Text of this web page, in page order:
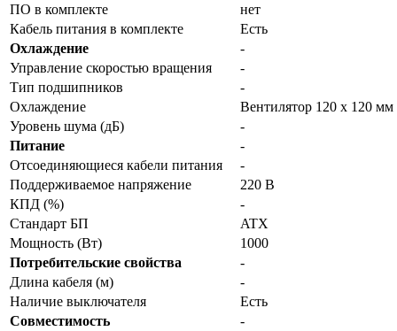
ПО в комплекте
нет
Кабель питания в комплекте
Есть
Охлаждение
-
Управление скоростью вращения
-
Тип подшипников
-
Охлаждение
Вентилятор 120 x 120 мм
Уровень шума (дБ)
-
Питание
-
Отсоединяющиеся кабели питания
-
Поддерживаемое напряжение
220 В
КПД (%)
-
Стандарт БП
ATX
Мощность (Вт)
1000
Потребительские свойства
-
Длина кабеля (м)
-
Наличие выключателя
Есть
Совместимость
-